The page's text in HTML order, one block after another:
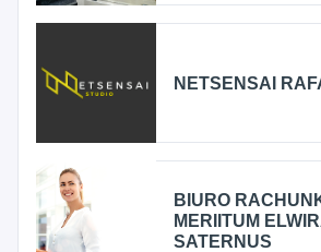
NETSENSAI
BIURO
MERIITUM
SATERNUS